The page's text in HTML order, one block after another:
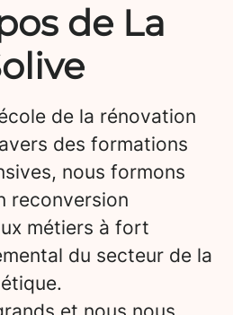
de La
de la rénovation
des formations
nous formons
reconversion
métiers à fort
du secteur de la